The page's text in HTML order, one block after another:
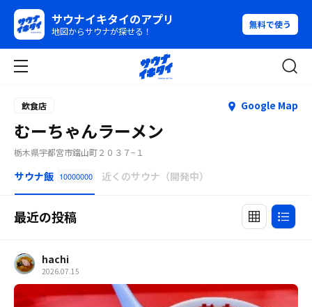
サウナイキタイのアプリ
地図からサウナが探せる！
無料で使う
飲食店 Google Map
むーちゃんラーメン
栃木県宇都宮市鐺山町２０３７−１
サウナ飯 10000000 近くのサウナ（開発中）
最近の投稿
hachi
2026.07.15